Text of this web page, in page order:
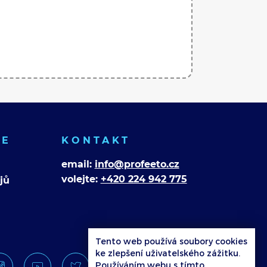
KONTAKT
email: info@profeeto.cz
volejte: +420 224 942 775
Tento web používá soubory cookies
ke zlepšení uživatelského zážitku.
Používáním webu s tímto